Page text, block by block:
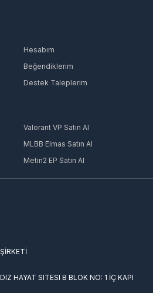
Hesabım
Beğendiklerim
Destek Taleplerim
Valorant VP Satın Al
MLBB Elmas Satın Al
Metin2 EP Satın Al
HAYAT SITESI B BLOK NO: 1 İÇ KAPI